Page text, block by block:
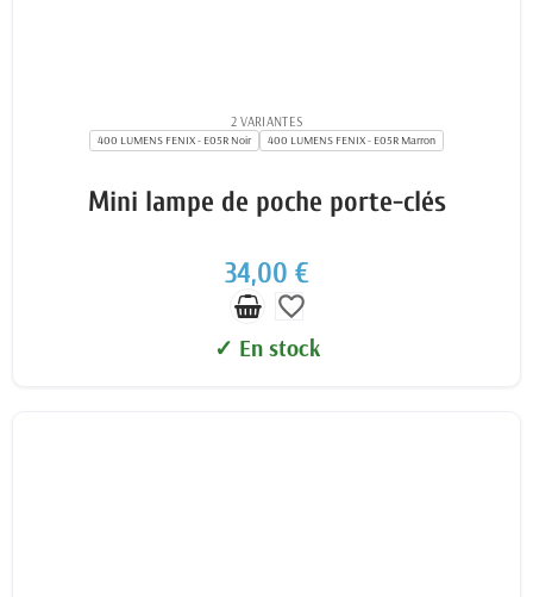
2 VARIANTES
400 LUMENS FENIX - E05R Noir 400 LUMENS FENIX - E05R Marron
Mini lampe de poche porte-clés
34,00 €
favorite_border
✓ En stock